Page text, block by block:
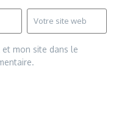
mon site dans le